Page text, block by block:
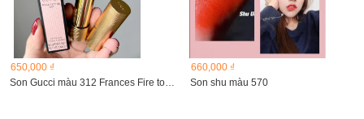
650,000 ₫
Son Gucci màu 312 Frances Fire tone cam đất
660,000 ₫
Son shu màu 570